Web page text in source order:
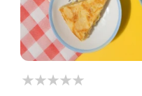


